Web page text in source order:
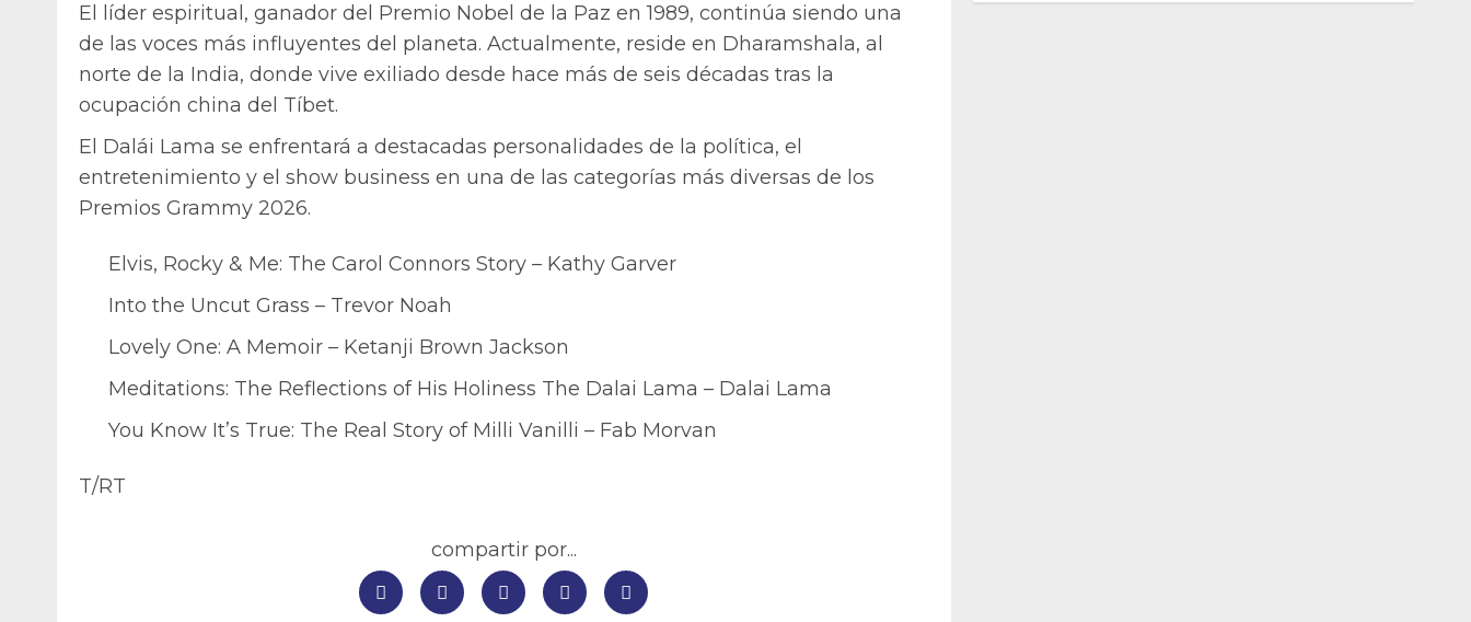
El líder espiritual, ganador del Premio Nobel de la Paz en 1989, continúa siendo una
de las voces más influyentes del planeta. Actualmente, reside en Dharamshala, al
norte de la India, donde vive exiliado desde hace más de seis décadas tras la
ocupación china del Tíbet.
El Dalái Lama se enfrentará a destacadas personalidades de la política, el
entretenimiento y el show business en una de las categorías más diversas de los
Premios Grammy 2026.
Elvis, Rocky & Me: The Carol Connors Story – Kathy Garver
Into the Uncut Grass – Trevor Noah
Lovely One: A Memoir – Ketanji Brown Jackson
Meditations: The Reflections of His Holiness The Dalai Lama – Dalai Lama
You Know It’s True: The Real Story of Milli Vanilli – Fab Morvan
T/RT
compartir por...